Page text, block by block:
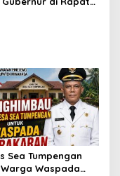
Sea Tumpengan
Waspada